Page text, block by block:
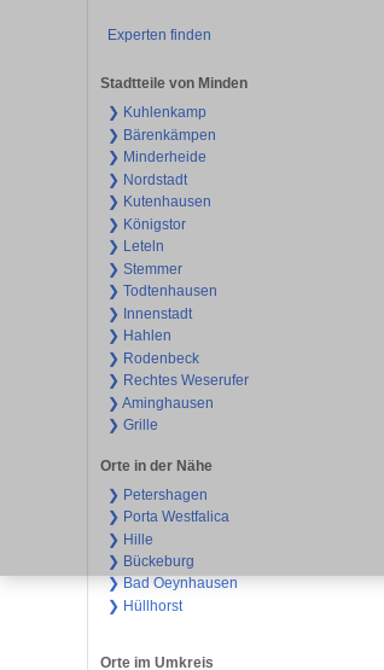
Experten finden
Stadtteile von Minden
❯ Kuhlenkamp
❯ Bärenkämpen
❯ Minderheide
❯ Nordstadt
❯ Kutenhausen
❯ Königstor
❯ Leteln
❯ Stemmer
❯ Todtenhausen
❯ Innenstadt
❯ Hahlen
❯ Rodenbeck
❯ Rechtes Weserufer
❯ Aminghausen
❯ Grille
Orte in der Nähe
❯ Petershagen
❯ Porta Westfalica
❯ Hille
❯ Bückeburg
❯ Bad Oeynhausen
❯ Hüllhorst
Orte im Umkreis